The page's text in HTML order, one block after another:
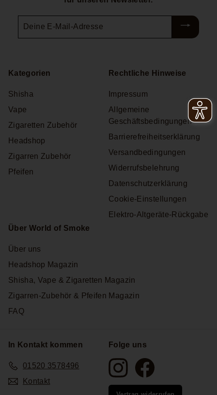
E-
Kategorien
Shisha
Vape
Zigaretten Zubehör
Headshop
Zigarren Zubehör
Pfeifen
Rechtliche Hinweise
Impressum
Allgemeine
Geschäftsbedingungen
Barrierefreiheitserklärung
Versandbedingungen
Widerrufsbelehrung
Datenschutzerklärung
Cookie-Einstellungen
Elektro-Altgeräte-Rückgabe
Über World of Smoke
Über uns
Headshop Magazin
Shisha, Vape & Zigaretten Magazin
Zigarren-Zubehör & Pfeifen Magazin
FAQ
In Kontakt kommen
01520 3578496
Kontakt
Folge uns
Instagram